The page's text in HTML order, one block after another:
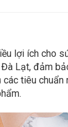
lợi ích cho
Lạt, đảm
tiêu chuẩn